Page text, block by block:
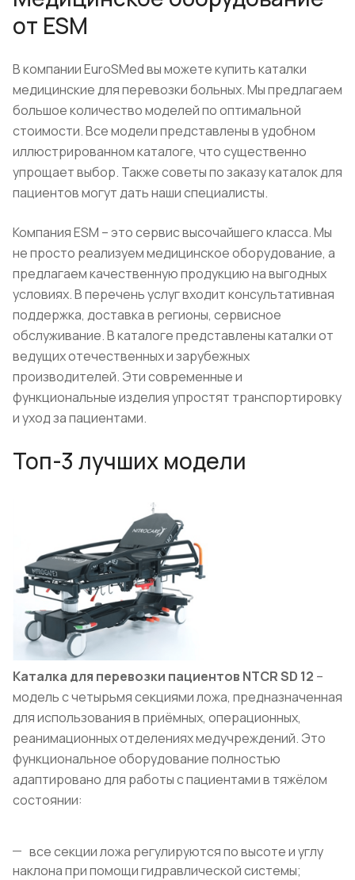
от ESM
В компании EuroSMed вы можете купить каталки
медицинские для перевозки больных. Мы предлагаем
большое количество моделей по оптимальной
стоимости. Все модели представлены в удобном
иллюстрированном каталоге, что существенно
упрощает выбор. Также советы по заказу каталок для
пациентов могут дать наши специалисты.
Компания ESM – это сервис высочайшего класса. Мы
не просто реализуем медицинское оборудование, а
предлагаем качественную продукцию на выгодных
условиях. В перечень услуг входит консультативная
поддержка, доставка в регионы, сервисное
обслуживание. В каталоге представлены каталки от
ведущих отечественных и зарубежных
производителей. Эти современные и
функциональные изделия упростят транспортировку
и уход за пациентами.
Топ-3 лучших модели
Каталка для перевозки пациентов NTCR SD 12 –
модель с четырьмя секциями ложа, предназначенная
для использования в приёмных, операционных,
реанимационных отделениях медучреждений. Это
функциональное оборудование полностью
адаптировано для работы с пациентами в тяжёлом
состоянии:
все секции ложа регулируются по высоте и углу
наклона при помощи гидравлической системы;